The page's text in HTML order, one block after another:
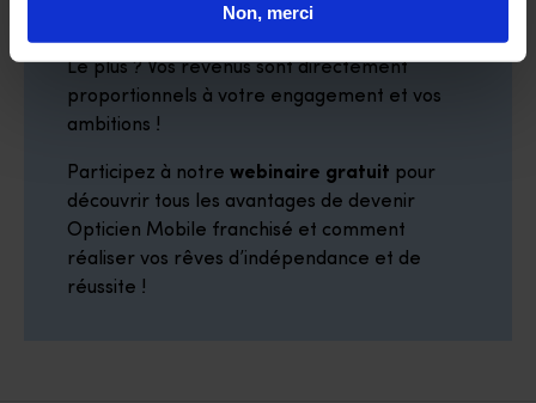
Non, merci
vous impulser dans votre réussite !
Le plus ? Vos revenus sont directement
proportionnels à votre engagement et vos
ambitions !
Participez à notre webinaire gratuit pour
découvrir tous les avantages de devenir
Opticien Mobile franchisé et comment
réaliser vos rêves d’indépendance et de
réussite !